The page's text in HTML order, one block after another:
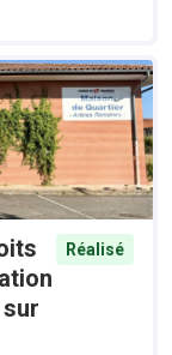
Réalisé